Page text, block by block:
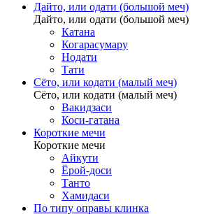
Дайто, или одати (большой меч)
Дайто, или одати (большой меч)
Катана
Когарасумару
Нодати
Тати
Сёто, или кодати (малый меч)
Сёто, или кодати (малый меч)
Вакидзаси
Коси-гатана
Короткие мечи
Короткие мечи
Айкути
Ёрой-доси
Танто
Хамидаси
По типу оправы клинка